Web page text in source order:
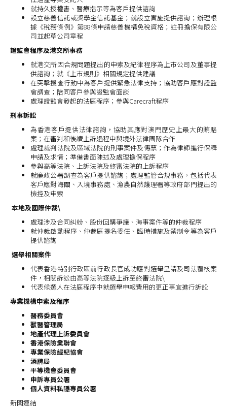
就持久授權書、醫療指示等為客戶提供諮詢
設立慈善信託或獎學金信託基金；就設立實施提供諮詢；辦理根
據《稅務條例》第88條申請慈善機構免稅資格；註冊擔保有限公
司並起草公司章程
證監會程序及港交所事務
就港交所因合規問題提出的申索及紀律程序為上市公司及董事提
供諮詢；就《上市規則》相關規定提供建議
在突擊搜查行動中為客戶提供緊急法律支持；協助客戶應對證監
會調查；陪同客戶參與證監會面談
處理證監會發起的法庭程序；參與Carecraft程序
刑事訴訟
為香港客戶提供法律諮詢，協助其應對澳門歷史上最大的賄賂
案；在審判和後續上訴過程中與境外法律團隊合作
處理裁判法院及區域法院的刑事案件及傳票；作為律師進行保釋
申請及求情；準備書面陳述及處理擔保程序
參與高等法院、上訴法院及終審法院的上訴程序
就廉政公署調查為客戶提供諮詢；處理監管合規事務，包括代表
客戶應對海關、入境事務處、漁農自然護理署等政府部門提出的
檢控及申索
本地及國際仲裁\
處理涉及合同糾紛、股份回購爭議、海事案件等的仲裁程序
就仲裁啟動程序、仲裁庭提名委任、臨時措施及禁制令等為客戶
提供諮詢
選舉相關案件
代表香港特別行政區前行政長官成功應對選舉呈請及司法覆核案
件，相關訴訟由高等法院逐級上訴至終審法院\
代表候選人在法庭程序中就選舉申報費用的更正事宜進行訴訟
專業機構申索及程序
醫務委員會
獸醫管理局
地產代理上訴委員會
香港保險業聯會
專業保險經紀協會
酒牌局
平等機會委員會
申訴專員公署
個人資料私隱專員公署
新聞連結